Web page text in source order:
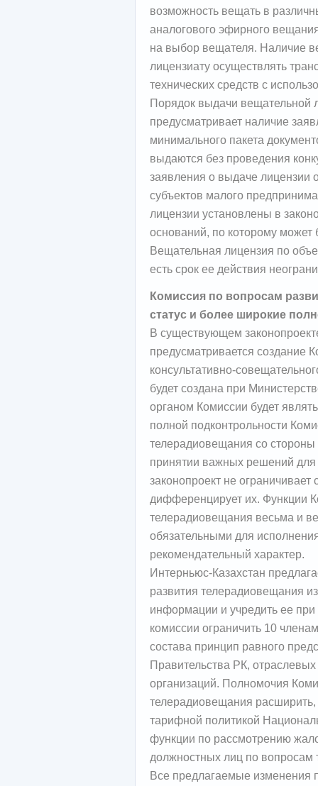
возможность вещать в
аналогового эфирного
на выбор вещателя. Наличие
лицензиату осуществлять
технических средств с
Порядок выдачи вещательной
предусматривает наличие
минимального пакета
выдаются без проведения
заявления о выдаче лицензии
субъектов малого
лицензии установлены в
оснований, по которому может
Вещательная лицензия по
есть срок ее действия
Комиссия по вопросам
статус и более широкие
В существующем
предусматривается создание
консультативно-
будет создана при
органом Комиссии будет
полной подконтрольности
телерадиовещания со
принятии важных решений для
законопроект не
дифференцирует их. Функции
телерадиовещания весьма и
обязательными для
рекомендательный характер.
Интерньюс-Казахстан
развития телерадиовещания
информации и учредить ее
комиссии ограничить 10
состава принцип равного
Правительства РК,
организаций. Полномочия
телерадиовещания
тарифной политикой
функции по рассмотрению
должностных лиц по вопросам
Все предлагаемые изменения